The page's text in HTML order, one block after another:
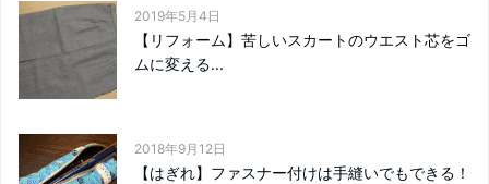
2019年5月4日
【リフォーム】苦しいスカートのウエスト芯をゴ
ムに変える...
2018年9月12日
【はぎれ】ファスナー付けは手縫いでもできる！